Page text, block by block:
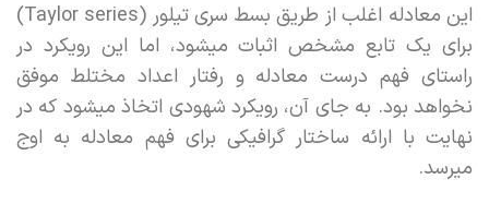
این معادله اغلب از طریق بسط سری تیلور (Taylor series)
برای یک تابع مشخص اثبات میشود، اما این رویکرد در
راستای فهم درست معادله و رفتار اعداد مختلط موفق
نخواهد بود. به جای آن، رویکرد شهودی اتخاذ میشود که در
نهایت با ارائه ساختار گرافیکی برای فهم معادله به اوج
میرسد.